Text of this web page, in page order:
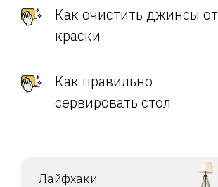
Как очистить джинсы от
краски
Как правильно
сервировать стол
Лайфхаки